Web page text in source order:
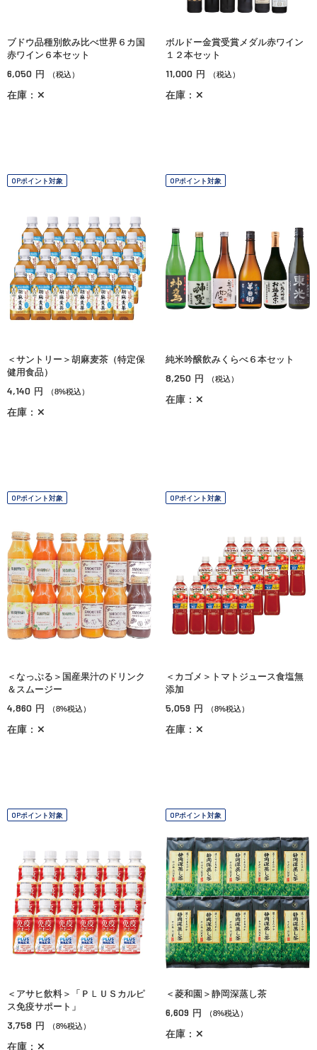
ブドウ品種別飲み比べ世界６カ国
赤ワイン６本セット
6,050 円 （税込）
在庫：✕
ボルドー金賞受賞メダル赤ワイン
１２本セット
11,000 円 （税込）
在庫：✕
OPポイント対象
＜サントリー＞胡麻麦茶（特定保
健用食品）
4,140 円 （8%税込）
在庫：✕
OPポイント対象
純米吟醸飲みくらべ６本セット
8,250 円 （税込）
在庫：✕
OPポイント対象
＜なっぷる＞国産果汁のドリンク
＆スムージー
4,860 円 （8%税込）
在庫：✕
OPポイント対象
＜カゴメ＞トマトジュース食塩無
添加
5,059 円 （8%税込）
在庫：✕
OPポイント対象
＜アサヒ飲料＞「ＰＬＵＳカルピ
ス免疫サポート」
3,758 円 （8%税込）
在庫：✕
OPポイント対象
＜菱和園＞静岡深蒸し茶
6,609 円 （8%税込）
在庫：✕